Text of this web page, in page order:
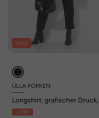
SALE
ULLA POPKEN
Longshirt, grafischer Druck,
A-Linie, Rundhals, 3/4-Arm
- 20%